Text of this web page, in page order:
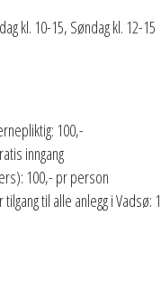
kl. 10-15, Søndag kl. 12-15
100,-
inngang
100,- pr person
til alle anlegg i Vadsø: